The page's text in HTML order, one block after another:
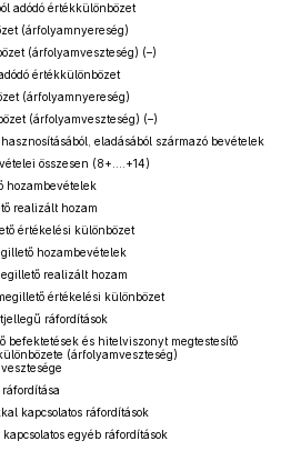
adódó értékkülönbözet
(árfolyamnyereség)
(árfolyamveszteség) (–)
értékkülönbözet
(árfolyamnyereség)
(árfolyamveszteség) (–)
eladásából származó bevételek
összesen (8+....+14)
hozambevételek
realizált hozam
értékelési különbözet
hozambevételek
realizált hozam
értékelési különbözet
ráfordítások
befektetések és hitelviszonyt megtestesítő
(árfolyamveszteség)
kapcsolatos ráfordítások
egyéb ráfordítások